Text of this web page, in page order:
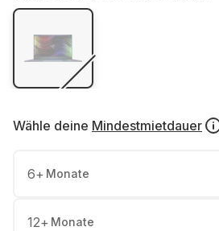
Wähle deine Mindestmietdauer
6+ Monate
12+ Monate